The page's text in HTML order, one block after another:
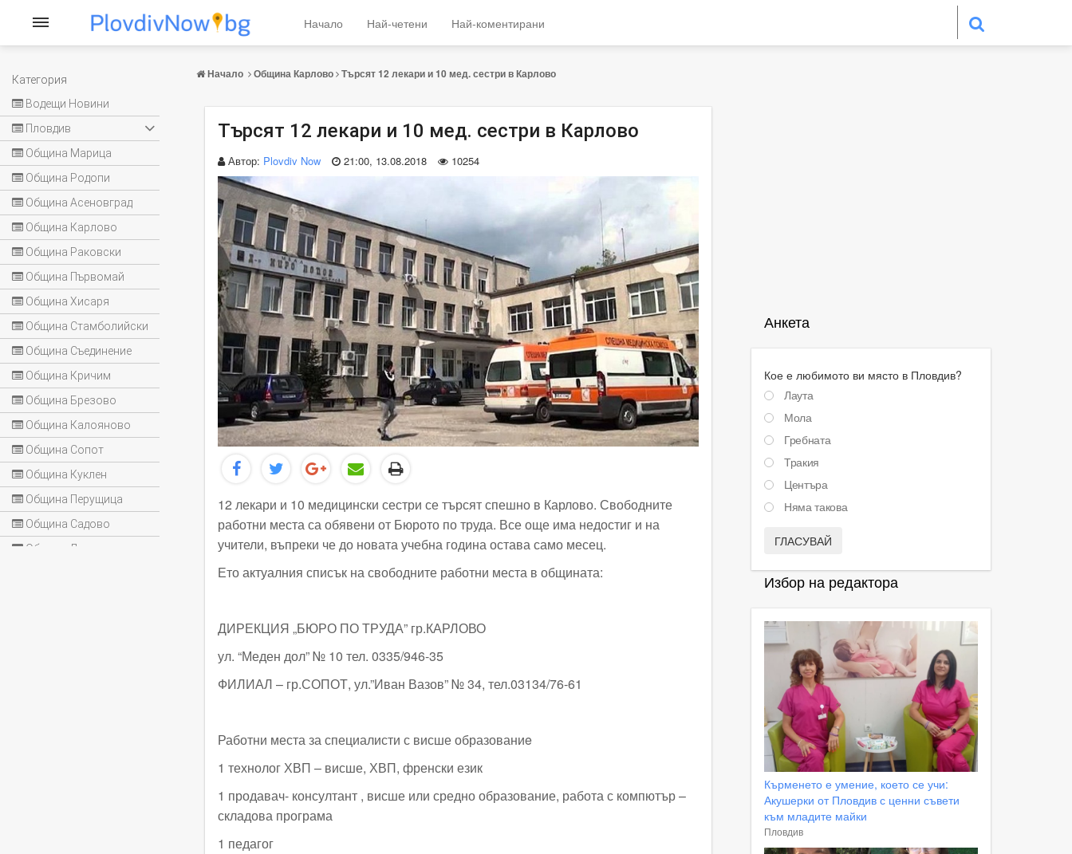
Категория
Водещи Новини
Пловдив
Община Марица
Община Родопи
Община Асеновград
Община Карлово
Община Раковски
Община Първомай
Община Хисаря
Община Стамболийски
Община Съединение
Община Кричим
Община Брезово
Община Калояново
Община Сопот
Община Куклен
Община Перущица
Община Садово
Община Лъки
Начало Най-четени Най-коментирани
Начало Община Карлово Търсят 12 лекари и 10 мед. сестри в Карлово
Търсят 12 лекари и 10 мед. сестри в Карлово
Автор: Plovdiv Now 21:00, 13.08.2018 10254
12 лекари и 10 медицински сестри се търсят спешно в Карлово. Свободните
работни места са обявени от Бюрото по труда. Все още има недостиг и на
учители, въпреки че до новата учебна година остава само месец.
Ето актуалния списък на свободните работни места в общината:
ДИРЕКЦИЯ „БЮРО ПО ТРУДА” гр.КАРЛОВО
ул. “Меден дол” № 10 тел. 0335/946-35
ФИЛИАЛ – гр.СОПОТ, ул.”Иван Вазов” № 34, тел.03134/76-61
Работни места за специалисти с висше образованиe
1 технолог ХВП – висше, ХВП, френски език
1 продавач- консултант , висше или средно образование, работа с компютър –
складова програма
1 педагог
Анкета
Кое е любимото ви място в Пловдив?
Лаута
Мола
Гребната
Тракия
Центъра
Няма такова
ГЛАСУВАЙ
Избор на редактора
Кърменето е умение, което се учи:
Акушерки от Пловдив с ценни съвети
към младите майки
Пловдив